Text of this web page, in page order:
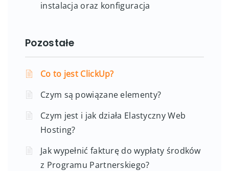
instalacja oraz konfiguracja
Pozostałe
Co to jest ClickUp?
Czym są powiązane elementy?
Czym jest i jak działa Elastyczny Web
Hosting?
Jak wypełnić fakturę do wypłaty środków
z Programu Partnerskiego?